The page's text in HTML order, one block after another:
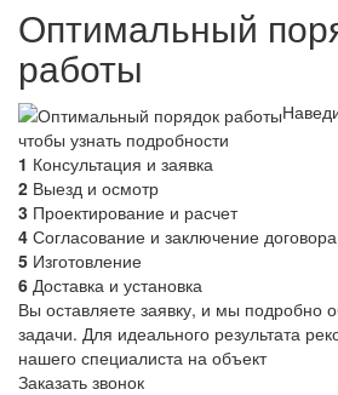
Оптимальный
работы
чтобы узнать подробности
1 Консультация и заявка
2 Выезд и осмотр
3 Проектирование и расчет
4 Согласование и заключение договора
5 Изготовление
6 Доставка и установка
Вы оставляете заявку, и мы подробно
задачи. Для идеального результата
нашего специалиста на объект
Заказать звонок